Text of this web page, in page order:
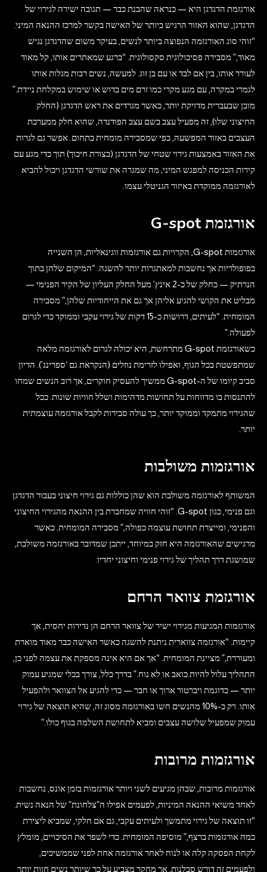
אורגזמת הדגדגן היא — כנראה שהבנת כבר — תגובה ישירה לגירוי של
הדגדגן, שהוא האזור הרגיש ביותר של האישה בקשר למרכז ההנאה המיני.
“זוהי סוג האורגזמה הנפוצה ביותר לנשים, בעיקר משום שהדגדגן נגיש
מאוד,” מסבירה פסיכולוגית סקסולוגית. “ברגע שמאתרים אותו, קל מאוד
לעורר אותו, בין אם לבד או עם בן זוג. למעשה, נשים רבות מגלות אותו
לגמרי במקרה, עם מגע מקרי כמו זרם מים בדוש או שימוש במקלחת ניידת.”
מובן שבעברית מדויקת יותר, כאשר מגרדים את ראש הדגדגן (החלק
החיצוני שלו), זה מפעיל עצב בשם עצב הפודנדה, שהוא חלק ממערכת
העצבים באזור המפשעה, כפי שמסבירה מומחית בתחום. אפשר גם לגרות
את האזור באמצעות גירוי שטחי של הדגדגן (בצורת חיכוך) תוך כדי מגע עם
קירות הכניסה למפגש המיני, מה שמגרה את שורשי הדגדגן ויכול להביא
לאורגזמה ממוקדת באיזור הגניטלי עצמו.
אורגזמת G-spot
אורגזמות G-spot, הקרויות גם אורגזמות ווגינאליות, הן השנייה
בפופולריות אך נחשבות למאתגרות יותר להשגה. “המיקום שלהן בתוך
הנרתיק — כחלק של כ-2 אינץ’ מעל החלק העליון של הקיר הפנימי —
מבליט את הקושי להגיע אליהן אך גם את הייחודיות שלהן,” מסבירה
המומחית. “לעיתים, דרושות כ-15 דקות של גירוי עקבי וממוקד כדי לגרום
לפעולה.”
כשאורגזמת G-spot מתרחשת, היא יכולה לגרום לאורגזמה מלאה
שמתפשטת בכל הגוף, ואפילו לזרימת נוזלים (הנקראת גם ‘ספרינג’). הדיון
סביב קיומו של ה-G-spot ממשיך להעסיק חוקרים, אך רוב הנשים שמחו
להתנסות בו מדווחות על תחושות מדהימות ושלל חוויות שונות. ככל
שהגירוי מתמקד וממוקד יותר, כך עולה סבירות לקבל אורגזמה עוצמתית
יותר.
אורגזמות משולבות
המשותף לאורגזמה משולבת הוא שהן כוללות גם גירוי חיצוני בעבור הדגדגן
וגם פנימי, כגון G-spot. “זוהי חוויה שמחברת בין ההנאה מהגירוי החיצוני
והפנימי, ומייצרת תחושת עוצמה כפולה,” מסבירה המומחית. כאשר
מרגישים שהאורגזמה היא חזק במיוחד, ייתכן שמדובר באורגזמה משולבת,
שמושגת דרך תהליך של גירוי פנימי וחיצוני יחדיו.
אורגזמת צוואר הרחם
אורגזמות המגיעות מגירוי ישיר של צוואר הרחם הן נדירות יחסית, אך
קיימות. “אורגזמה צווארית ניתנת להשגה כאשר האישה כבר מאוד מוארת
ומעוררת,” מציינת המומחית. “אך אם היא אינה מספקת את עצמה לפני כן,
התהליך עלול להיות כואב או לא נוח.” בדרך כלל, צורך בכלי שמגיע עמוק
יותר — כדוגמת ויברטור ארוך או חבר — כדי להגיע אל הצוואר ולהפעיל
אותו. רק כ-10% מהנשים חשו באורגזמה מסוג זה, שהיא תוצאה של גירוי
עמוק שמפעיל שלושה עצבים ומביא לתחושת השלמה בגוף כולו.”
אורגזמות מרובות
אורגזמות מרובות, שבהן מגיעים לשני ויותר אורגזמות בזמן אונס, נחשבות
לאחד משיאי ההנאה המיניות, לפעמים אפילו ה”צלחונת” של הנאה נשית.
“זו תוצאה של גירוי מתמשך ולעיתים עקבי, גם אם חלקי, שמביא ליצירת
כמה אורגזמות ברצף,” מוסיפה המומחית. כדי לשפר את הסיכויים, מומלץ
לקחת הפסקה קלה או לנוח לאחר אורגזמה אחת לפני שממשיכים,
ולפעמים זה דורש סבלנות, אך מחקר מצביע על כך שיותר נשים חוות יותר